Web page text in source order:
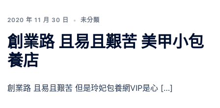
2020 年 11 月 30 日 未分類
創業路 且易且艱苦 美甲小包
養店
創業路 且易且艱苦 但是玲妃包養網VIP是心 […]